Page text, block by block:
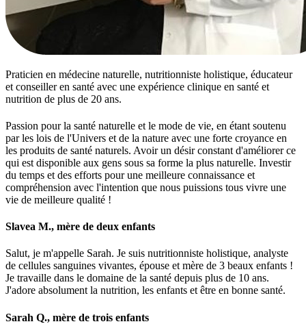
Praticien en médecine naturelle, nutritionniste holistique, éducateur
et conseiller en santé avec une expérience clinique en santé et
nutrition de plus de 20 ans.
Passion pour la santé naturelle et le mode de vie, en étant soutenu
par les lois de l'Univers et de la nature avec une forte croyance en
les produits de santé naturels. Avoir un désir constant d'améliorer ce
qui est disponible aux gens sous sa forme la plus naturelle. Investir
du temps et des efforts pour une meilleure connaissance et
compréhension avec l'intention que nous puissions tous vivre une
vie de meilleure qualité !
Slavea M., mère de deux enfants
Salut, je m'appelle Sarah. Je suis nutritionniste holistique, analyste
de cellules sanguines vivantes, épouse et mère de 3 beaux enfants !
Je travaille dans le domaine de la santé depuis plus de 10 ans.
J'adore absolument la nutrition, les enfants et être en bonne santé.
Sarah Q., mère de trois enfants